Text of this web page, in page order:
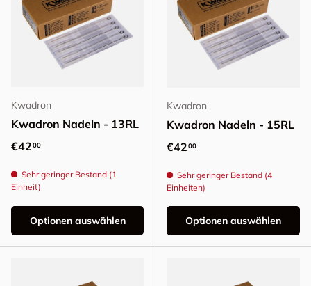
Kwadron
Kwadron Nadeln - 13RL
Normaler Preis
€4200
Sehr geringer Bestand (1
Einheit)
Optionen auswählen
Kwadron
Kwadron Nadeln - 15RL
Normaler Preis
€4200
Sehr geringer Bestand (4
Einheiten)
Optionen auswählen